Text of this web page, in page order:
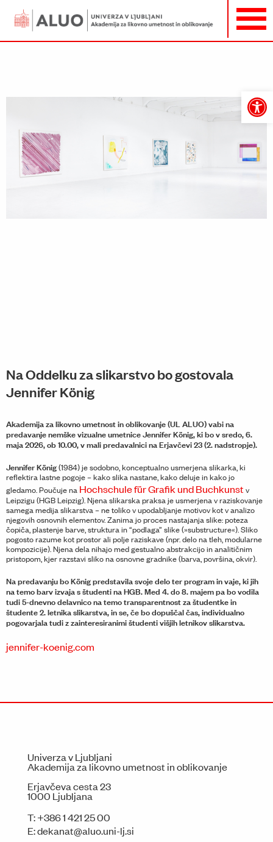
Open
toolbar
Na Oddelku za slikarstvo bo gostovala
Jennifer König
Akademija za likovno umetnost in oblikovanje (UL ALUO) vabi na
predavanje nemške vizualne umetnice Jennifer König, ki bo v sredo, 6.
maja 2026, ob 10.00, v mali predavalnici na Erjavčevi 23 (2. nadstropje).
Jennifer König(1984) je sodobno, konceptualno usmerjena slikarka, ki
reflektira lastne pogoje – kako slika nastane, kako deluje in kako jo
gledamo. Poučuje na Hochschule für Grafik und Buchkunstv
Leipzigu (HGB Leipzig). Njena slikarska praksa je usmerjena v raziskovanje
samega medija slikarstva – ne toliko v upodabljanje motivov kot v analizo
njegovih osnovnih elementov. Zanima jo proces nastajanja slike: poteza
čopiča, plastenje barve, struktura in “podlaga” slike (»substructure«). Sliko
pogosto razume kot prostor ali polje raziskave (npr. delo na tleh, modularne
kompozicije). Njena dela nihajo med gestualno abstrakcijo in analitičnim
pristopom, kjer razstavi sliko na osnovne gradnike (barva, površina, okvir).
Na predavanju bo König predstavila svoje delo ter program in vaje, ki jih
na temo barv izvaja s študenti na HGB. Med 4. do 8. majem pa bo vodila
tudi 5-dnevno delavnico na temo transparentnost za študentke in
študente 2. letnika slikarstva, in se, če bo dopuščal čas, individualno
pogovarjala tudi z zainteresiranimi študenti višjih letnikov slikarstva.
jennifer-koenig.com
Univerza v Ljubljani
Akademija za likovno umetnost in oblikovanje
Erjavčeva cesta 23
1000 Ljubljana
T:+386 1 421 25 00
E:dekanat@aluo.uni-lj.si